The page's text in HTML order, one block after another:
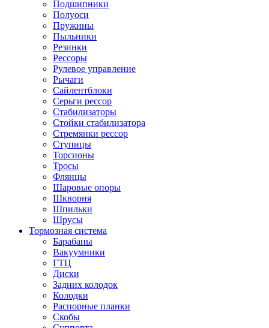
Подшипники
Полуоси
Пружины
Пыльники
Резинки
Рессоры
Рулевое управление
Рычаги
Сайлентблоки
Серьги рессор
Стабилизаторы
Стойки стабилизатора
Стремянки рессор
Ступицы
Торсионы
Тросы
Флянцы
Шаровые опоры
Шкворня
Шпильки
Шрусы
Тормозная система
Барабаны
Вакуумники
ГТЦ
Диски
Задних колодок
Колодки
Распорные планки
Скобы